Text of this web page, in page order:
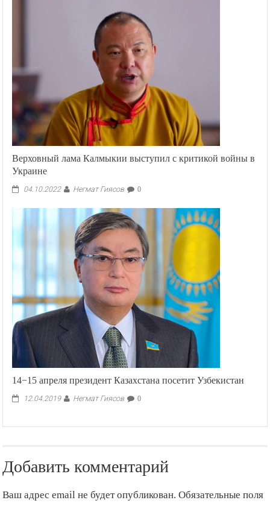
Верховный лама Калмыкии выступил с критикой войны в
Украине
04.10.2022 Негмат Гиясов 0
14−15 апреля президент Казахстана посетит Узбекистан
12.04.2019 Негмат Гиясов 0
Добавить комментарий
Ваш адрес email не будет опубликован. Обязательные поля